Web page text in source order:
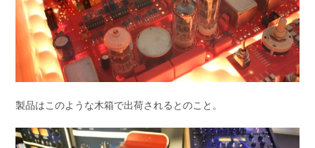
製品はこのような木箱で出荷されるとのこと。